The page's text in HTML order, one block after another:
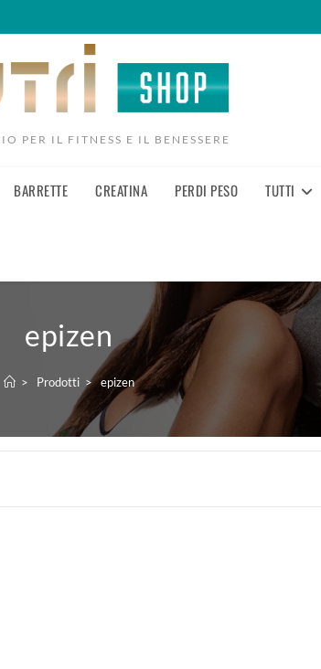
PER IL FITNESS E IL BENESSERE
BARRETTE CREATINA PERDI PESO TUTTI
epizen
> Prodotti > epizen